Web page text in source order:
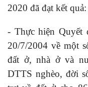
2020 đã đạt kết quả:
- Thực hiện Quyết
20/7/2004 về một
đất ở, nhà ở và
DTTS nghèo, đời